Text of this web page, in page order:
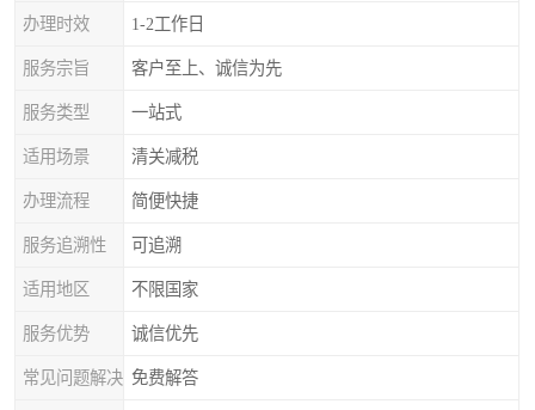
办理时效 1-2工作日
服务宗旨 客户至上、诚信为先
服务类型 一站式
适用场景 清关减税
办理流程 简便快捷
服务追溯性 可追溯
适用地区 不限国家
服务优势 诚信优先
常见问题解决 免费解答